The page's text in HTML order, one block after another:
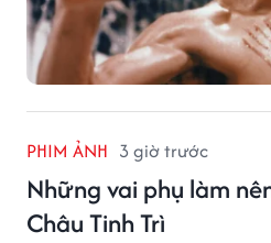
PHIM ẢNH 3 giờ trước
Những vai phụ làm
Châu Tinh Trì